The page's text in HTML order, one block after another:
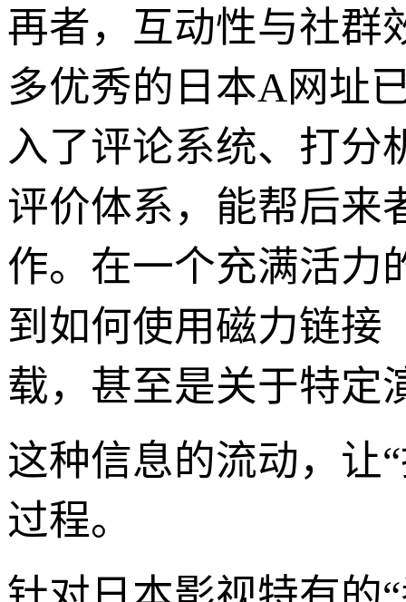
再者，互动性与社群
多优秀的日本A网址
入了评论系统、打分
评价体系，能帮后来
作。在一个充满活力
到如何使用磁力链接
载，甚至是关于特定
这种信息的流动，让
过程。